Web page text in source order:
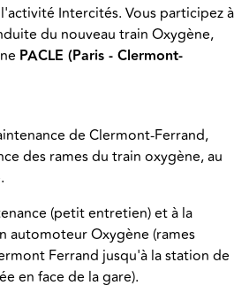
Intercités. Vous participez à
du nouveau train Oxygène,
PACLE (Paris - Clermont-
de Clermont-Ferrand,
des rames du train oxygène, au
(petit entretien) et à la
automoteur Oxygène (rames
Ferrand jusqu'à la station de
en face de la gare).